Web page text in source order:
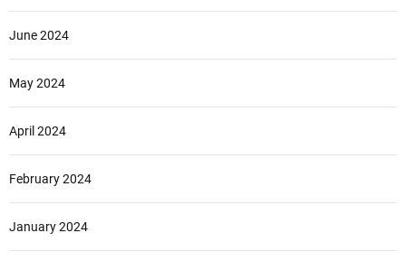
June 2024
May 2024
April 2024
February 2024
January 2024